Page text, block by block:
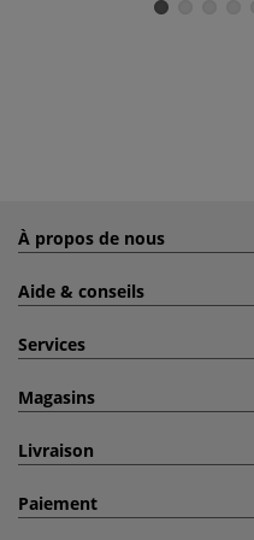
À propos de nous
Aide & conseils
Services
Magasins
Livraison
Paiement